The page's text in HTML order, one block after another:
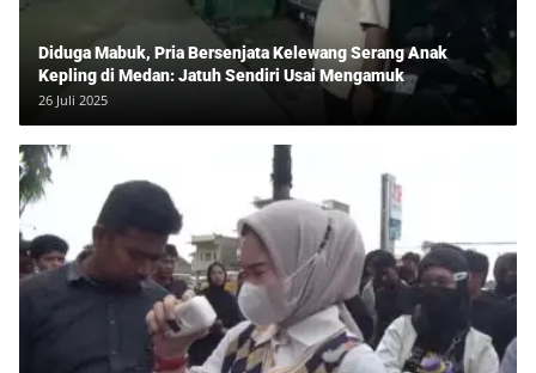
Diduga Mabuk, Pria Bersenjata Kelewang Serang Anak
Kepling di Medan: Jatuh Sendiri Usai Mengamuk
26 Juli 2025